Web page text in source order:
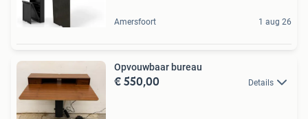
Amersfoort 1 aug 26
Opvouwbaar bureau
€ 550,00 Details